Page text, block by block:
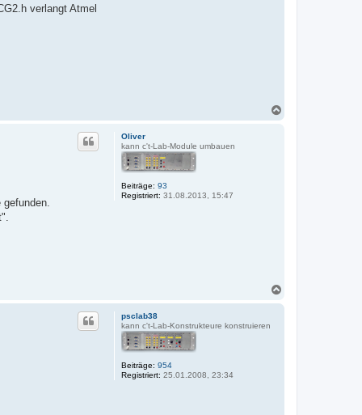
verlangt Atmel
Oliver
kann c't-Lab-Module umbauen
Beiträge: 93
Registriert: 31.08.2013, 15:47
psclab38
kann c't-Lab-Konstrukteure konstruieren
Beiträge: 954
Registriert: 25.01.2008, 23:34